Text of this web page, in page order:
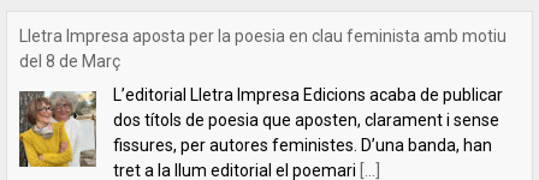
Crida a les lectores i lectors de Lletra Impresa
Estimades lectores / estimats lectors,Volem felicitar-
vos les festes nadalenques i desitjar-vos un any 2025
ple de lectures i de coneixences. Esperem que l’any
vinent ens proveirà de coses positives. Estem [...]